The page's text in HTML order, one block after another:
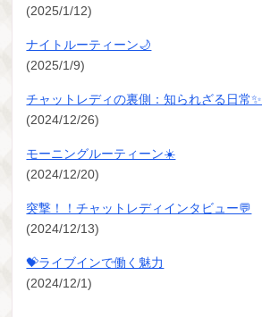
(2025/1/12)
ナイトルーティーン🌙
(2025/1/9)
チャットレディの裏側：知られざる日常✨
(2024/12/26)
モーニングルーティーン☀️
(2024/12/20)
突撃！！チャットレディインタビュー💬
(2024/12/13)
💝ライブインで働く魅力
(2024/12/1)